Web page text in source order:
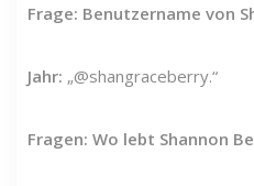
Frage: Benutzername von
Jahr: „@shangraceberry.“
Fragen: Wo lebt Shannon